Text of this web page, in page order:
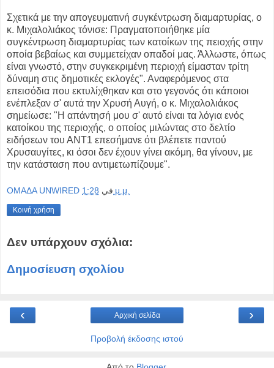
Σχετικά με την απογευματινή συγκέντρωση διαμαρτυρίας, ο
κ. Μιχαλολιάκος τόνισε: Πραγματοποιήθηκε μία
συγκέντρωση διαμαρτυρίας των κατοίκων της πειοχής στην
οποία βεβαίως και συμμετείχαν οπαδοί μας. Άλλωστε, όπως
είναι γνωστό, στην συγκεκριμένη περιοχή είμασταν τρίτη
δύναμη στις δημοτικές εκλογές". Αναφερόμενος στα
επεισόδια που εκτυλίχθηκαν και στο γεγονός ότι κάποιοι
ενέπλεξαν σ' αυτά την Χρυσή Αυγή, ο κ. Μιχαλολιάκος
σημείωσε: "Η απάντησή μου σ' αυτό είναι τα λόγια ενός
κατοίκου της περιοχής, ο οποίος μιλώντας στο δελτίο
ειδήσεων του ΑΝΤ1 επεσήμανε ότι βλέπετε παντού
Χρυσαυγίτες, κι όσοι δεν έχουν γίνει ακόμη, θα γίνουν, με
την κατάσταση που αντιμετωπίζουμε".
OMAΔΑ UNWIRED في 1:28 μ.μ.
Κοινή χρήση
Δεν υπάρχουν σχόλια:
Δημοσίευση σχολίου
‹ ›
Αρχική σελίδα
Προβολή έκδοσης ιστού